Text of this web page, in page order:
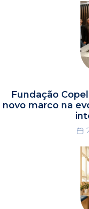
Fundação
novo marco na